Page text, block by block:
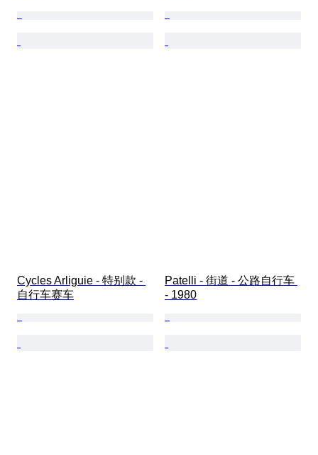
Cycles Arliguie - 特别款 -
自行车赛车
Patelli - 街道 - 公路自行车
- 1980